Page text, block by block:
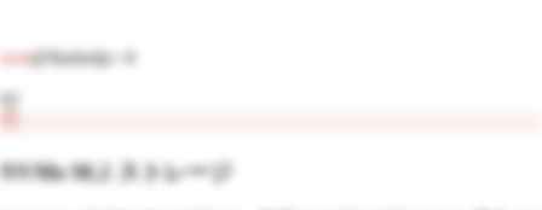
root@flashrdp:~#
NVMe M.2 ストレージ